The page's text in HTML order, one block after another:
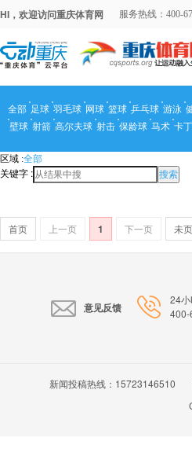
HI，欢迎访问重庆体育网 服务热线：400-
全部 足球 羽毛球 网球 篮球 乒乓球 游泳
壁球 射箭 高尔夫球 射击 保龄球 马术 卡
区域 :全部
关键字 : 搜索
首页 上一页 1 下一页 未页
意见反馈
24
400-
新闻投稿热线：15723146510